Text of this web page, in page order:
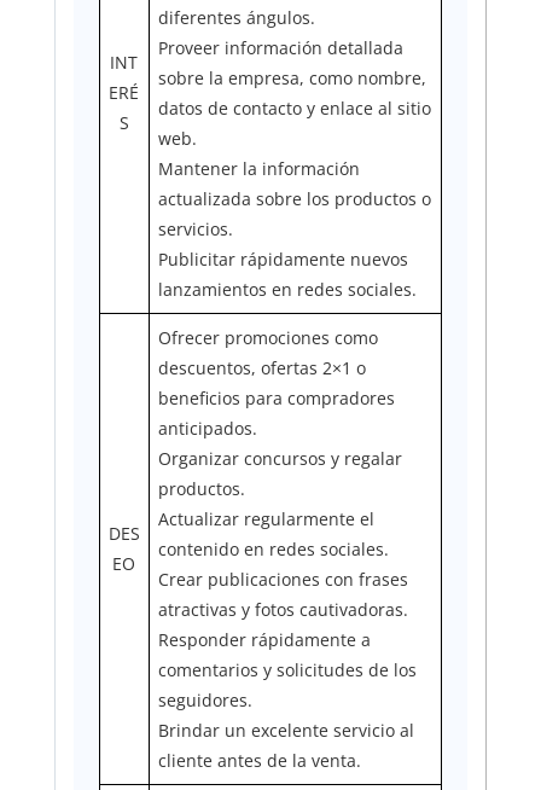
INT
ERÉ
S
diferentes ángulos.
Proveer información detallada
sobre la empresa, como nombre,
datos de contacto y enlace al sitio
web.
Mantener la información
actualizada sobre los productos o
servicios.
Publicitar rápidamente nuevos
lanzamientos en redes sociales.
DES
EO
Ofrecer promociones como
descuentos, ofertas 2×1 o
beneficios para compradores
anticipados.
Organizar concursos y regalar
productos.
Actualizar regularmente el
contenido en redes sociales.
Crear publicaciones con frases
atractivas y fotos cautivadoras.
Responder rápidamente a
comentarios y solicitudes de los
seguidores.
Brindar un excelente servicio al
cliente antes de la venta.